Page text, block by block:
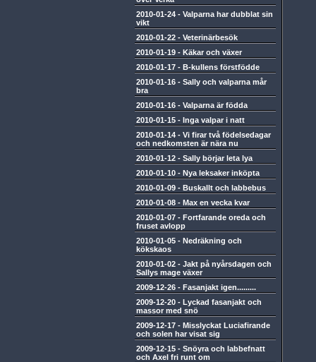
2010-01-24 - Valparna har dubblat sin
vikt
2010-01-22 - Veterinärbesök
2010-01-19 - Käkar och växer
2010-01-17 - B-kullens förstfödde
2010-01-16 - Sally och valparna mår
bra
2010-01-16 - Valparna är födda
2010-01-15 - Inga valpar i natt
2010-01-14 - Vi firar två födelsedagar
och nedkomsten är nära nu
2010-01-12 - Sally börjar leta lya
2010-01-10 - Nya leksaker inköpta
2010-01-09 - Buskallt och labbebus
2010-01-08 - Max en vecka kvar
2010-01-07 - Fortfarande oreda och
fruset avlopp
2010-01-05 - Nedräkning och
kökskaos
2010-01-02 - Jakt på nyårsdagen och
Sallys mage växer
2009-12-26 - Fasanjakt igen.........
2009-12-20 - Lyckad fasanjakt och
massor med snö
2009-12-17 - Misslyckat Luciafirande
och solen har visat sig
2009-12-15 - Snöyra och labbefnatt
och Axel fri runt om